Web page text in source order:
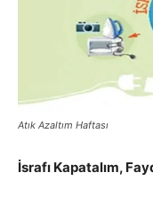
Atık Azaltım Haftası
İsrafı Kapatalım,